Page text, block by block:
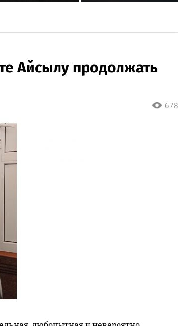
стали
важных
в аэропорту Египта
Айсылу продолжать
678